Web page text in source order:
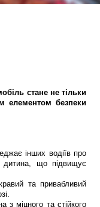
стане не тільки
елементом безпеки
інших водіїв про
дитина, що підвищує
та привабливий
з міцного та стійкого